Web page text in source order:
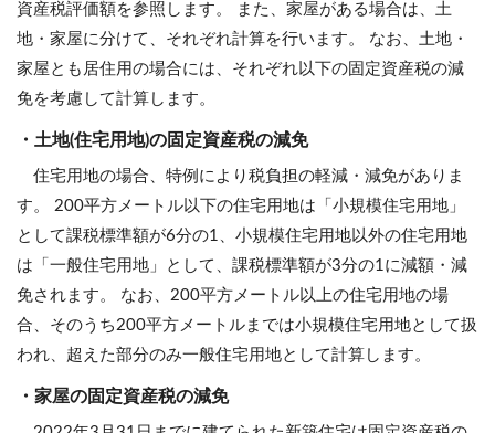
資産税評価額を参照します。 また、家屋がある場合は、土
地・家屋に分けて、それぞれ計算を行います。 なお、土地・
家屋とも居住用の場合には、それぞれ以下の固定資産税の減
免を考慮して計算します。
・土地(住宅用地)の固定資産税の減免
住宅用地の場合、特例により税負担の軽減・減免がありま
す。 200平方メートル以下の住宅用地は「小規模住宅用地」
として課税標準額が6分の1、小規模住宅用地以外の住宅用地
は「一般住宅用地」として、課税標準額が3分の1に減額・減
免されます。 なお、200平方メートル以上の住宅用地の場
合、そのうち200平方メートルまでは小規模住宅用地として扱
われ、超えた部分のみ一般住宅用地として計算します。
・家屋の固定資産税の減免